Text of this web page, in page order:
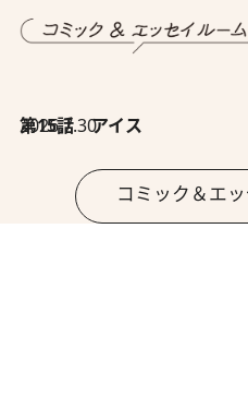
2026.7.30
第15話 アイス
コミック＆エ